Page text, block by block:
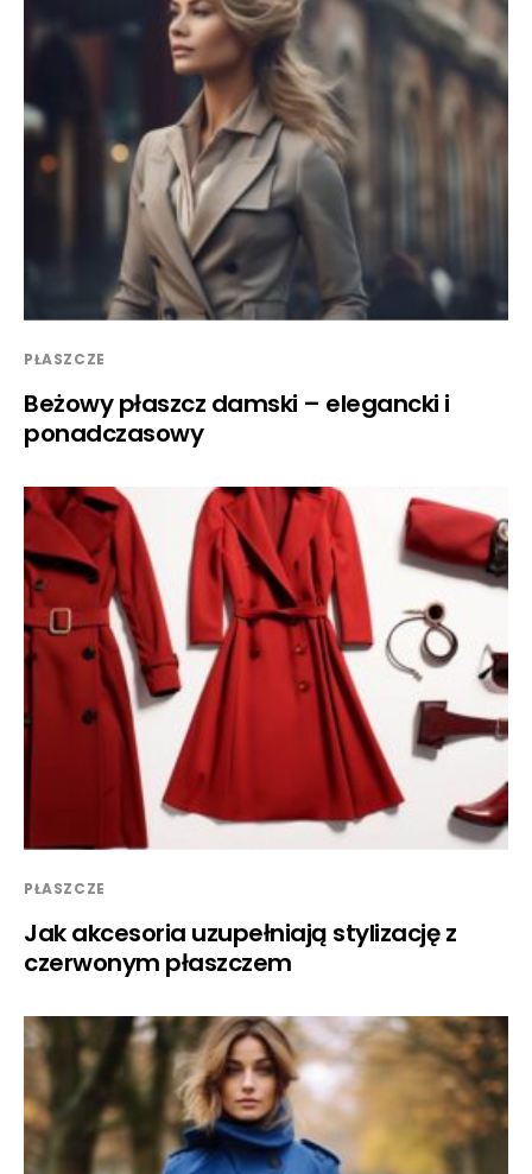
PŁASZCZE
Beżowy płaszcz damski – elegancki i
ponadczasowy
PŁASZCZE
Jak akcesoria uzupełniają stylizację z
czerwonym płaszczem